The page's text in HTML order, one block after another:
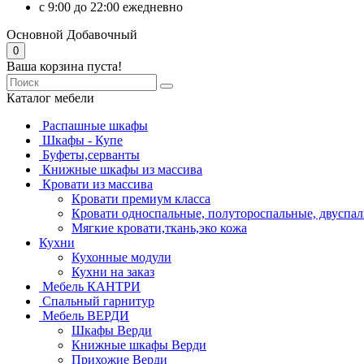
с 9:00 до 22:00 ежедневно
Основной Добавочный
0
Ваша корзина пуста!
Каталог мебели
Распашные шкафы
Шкафы - Купе
Буфеты,серванты
Книжные шкафы из массива
Кровати из массива
Кровати премиум класса
Кровати односпальные, полутороспальные,
Мягкие кровати,ткань,эко кожа
Кухни
Кухонные модули
Кухни на заказ
Мебель КАНТРИ
Спальный гарнитур
Мебель ВЕРДИ
Шкафы Верди
Книжные шкафы Верди
Прихожие Верди